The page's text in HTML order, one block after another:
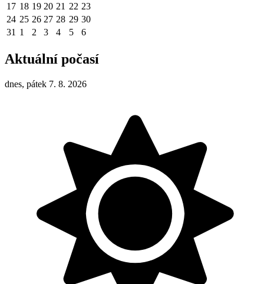
17 18 19 20 21 22 23
24 25 26 27 28 29 30
31 1 2 3 4 5 6
Aktuální počasí
dnes, pátek 7. 8. 2026